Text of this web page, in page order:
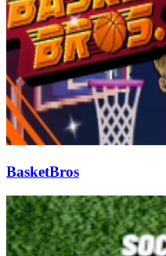
BasketBros